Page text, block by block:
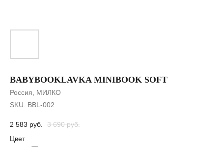
BABYBOOKLAVKA MINIBOOK SOFT
Россия, МИЛКО
SKU: BBL-002
2 583 руб. 3 690 руб.
Цвет